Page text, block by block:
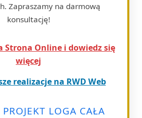
Zapraszamy na darmową
konsultację!
Strona Online i dowiedz się
więcej
realizacje na RWD Web
LOGA CAŁA